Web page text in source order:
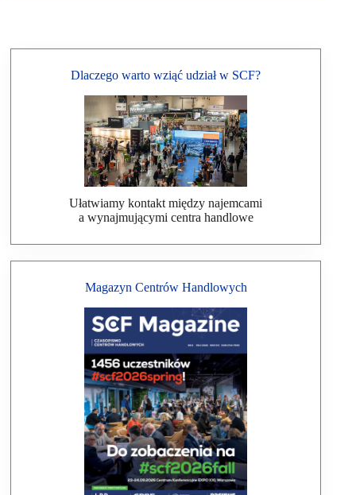
Dlaczego warto wziąć udział w SCF?
Ułatwiamy kontakt między najemcami
a wynajmującymi centra handlowe
Magazyn Centrów Handlowych